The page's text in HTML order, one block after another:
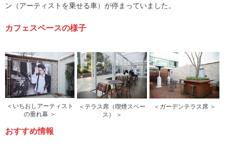
ン（アーティストを乗せる車）が停まっていました。
カフェスペースの様子
＜いちおしアーティスト
の垂れ幕 ＞
＜テラス席（喫煙スペー
ス） ＞
＜ガーデンテラス席 ＞
おすすめ情報